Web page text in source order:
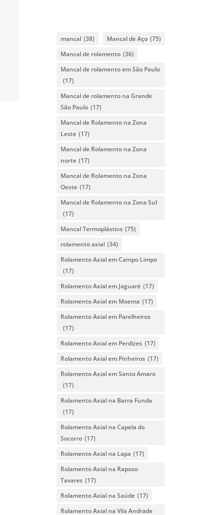
mancal (38) Mancal de Aço (75)
Mancal de rolamento (36)
Mancal de rolamento em São Paulo
(17)
Mancal de rolamento na Grande
São Paulo (17)
Mancal de Rolamento na Zona
Leste (17)
Mancal de Rolamento na Zona
norte (17)
Mancal de Rolamento na Zona
Oeste (17)
Mancal de Rolamento na Zona Sul
(17)
Mancal Termoplástico (75)
rolamento axial (34)
Rolamento Axial em Campo Limpo
(17)
Rolamento Axial em Jaguaré (17)
Rolamento Axial em Moema (17)
Rolamento Axial em Parelheiros
(17)
Rolamento Axial em Perdizes (17)
Rolamento Axial em Pinheiros (17)
Rolamento Axial em Santo Amaro
(17)
Rolamento Axial na Barra Funda
(17)
Rolamento Axial na Capela do
Socorro (17)
Rolamento Axial na Lapa (17)
Rolamento Axial na Raposo
Tavares (17)
Rolamento Axial na Saúde (17)
Rolamento Axial na Vila Andrade